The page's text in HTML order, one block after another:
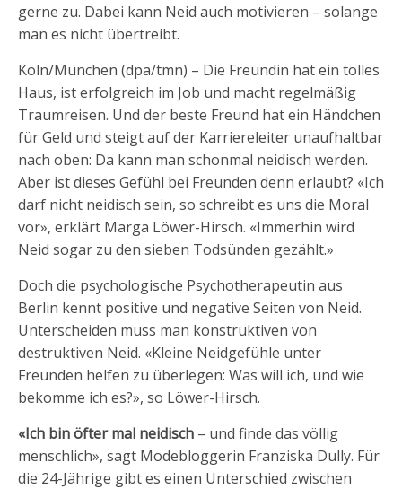
gerne zu. Dabei kann Neid auch motivieren – solange
man es nicht übertreibt.
Köln/München (dpa/tmn) – Die Freundin hat ein tolles
Haus, ist erfolgreich im Job und macht regelmäßig
Traumreisen. Und der beste Freund hat ein Händchen
für Geld und steigt auf der Karriereleiter unaufhaltbar
nach oben: Da kann man schonmal neidisch werden.
Aber ist dieses Gefühl bei Freunden denn erlaubt? «Ich
darf nicht neidisch sein, so schreibt es uns die Moral
vor», erklärt Marga Löwer-Hirsch. «Immerhin wird
Neid sogar zu den sieben Todsünden gezählt.»
Doch die psychologische Psychotherapeutin aus
Berlin kennt positive und negative Seiten von Neid.
Unterscheiden muss man konstruktiven von
destruktiven Neid. «Kleine Neidgefühle unter
Freunden helfen zu überlegen: Was will ich, und wie
bekomme ich es?», so Löwer-Hirsch.
«Ich bin öfter mal neidisch – und finde das völlig
menschlich», sagt Modebloggerin Franziska Dully. Für
die 24-Jährige gibt es einen Unterschied zwischen